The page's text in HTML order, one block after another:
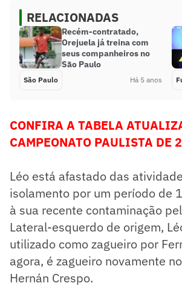
RELACIONADAS
Recém-contratado,
Orejuela já treina com
seus companheiros no
São Paulo
São Paulo Há 5 anos
CONFIRA A TABELA
CAMPEONATO PAULISTA DE
Léo está afastado das
isolamento por um período de
à sua recente contaminação
Lateral-esquerdo de origem,
utilizado como zagueiro por
agora, é zagueiro novamente
Hernán Crespo.